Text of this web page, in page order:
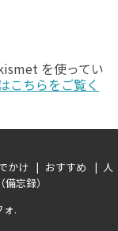
を使ってい
こちらをご覧く
かけ おすすめ
人
忘録）
ォ.